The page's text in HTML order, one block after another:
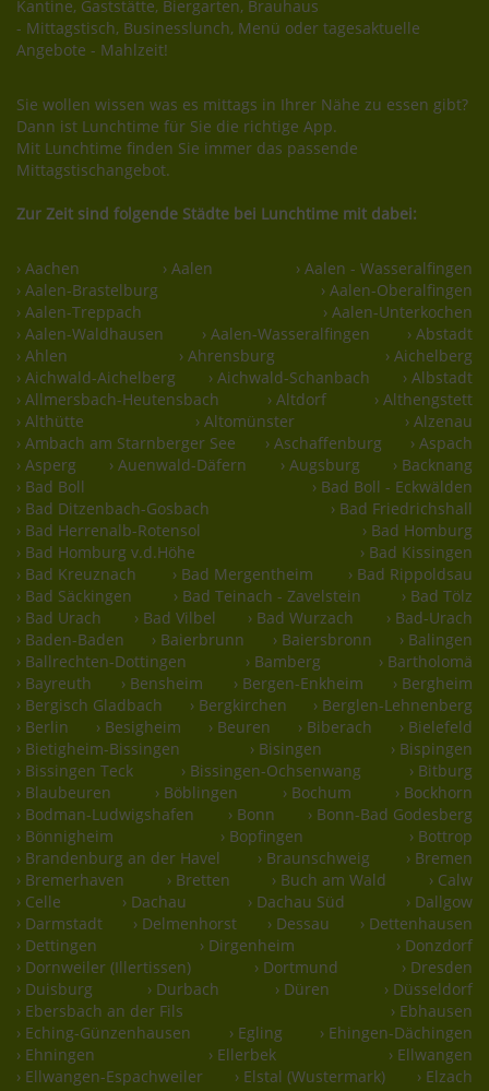
Kantine, Gaststätte, Biergarten, Brauhaus
- Mittagstisch, Businesslunch, Menü oder tagesaktuelle
Angebote - Mahlzeit!
Sie wollen wissen was es mittags in Ihrer Nähe zu essen gibt?
Dann ist Lunchtime für Sie die richtige App.
Mit Lunchtime finden Sie immer das passende
Mittagstischangebot.
Zur Zeit sind folgende Städte bei Lunchtime mit dabei:
› Aachen › Aalen
› Aalen - Wasseralfingen
› Aalen-Brastelburg
› Aalen-Oberalfingen
› Aalen-Treppach
› Aalen-Unterkochen
› Aalen-Waldhausen
› Aalen-Wasseralfingen
› Abstadt
› Ahlen
› Ahrensburg
› Aichelberg
› Aichwald-Aichelberg
› Aichwald-Schanbach
› Albstadt
› Allmersbach-Heutensbach
› Altdorf
› Althengstett
› Althütte
› Altomünster
› Alzenau
› Ambach am Starnberger See
› Aschaffenburg
› Aspach
› Asperg
› Auenwald-Däfern › Augsburg
› Backnang
› Bad Boll
› Bad Boll - Eckwälden
› Bad Ditzenbach-Gosbach
› Bad Friedrichshall
› Bad Herrenalb-Rotensol
› Bad Homburg
› Bad Homburg v.d.Höhe
› Bad Kissingen
› Bad Kreuznach
› Bad Mergentheim
› Bad Rippoldsau
› Bad Säckingen
› Bad Teinach - Zavelstein
› Bad Tölz
› Bad Urach
› Bad Vilbel › Bad Wurzach
› Bad-Urach
› Baden-Baden
› Baierbrunn › Baiersbronn
› Balingen
› Ballrechten-Dottingen
› Bamberg
› Bartholomä
› Bayreuth
› Bensheim › Bergen-Enkheim
› Bergheim
› Bergisch Gladbach
› Bergkirchen
› Berglen-Lehnenberg
› Berlin
› Besigheim › Beuren › Biberach
› Bielefeld
› Bietigheim-Bissingen
› Bisingen
› Bispingen
› Bissingen Teck
› Bissingen-Ochsenwang
› Bitburg
› Blaubeuren
› Böblingen › Bochum
› Bockhorn
› Bodman-Ludwigshafen
› Bonn
› Bonn-Bad Godesberg
› Bönnigheim
› Bopfingen
› Bottrop
› Brandenburg an der Havel
› Braunschweig
› Bremen
› Bremerhaven
› Bretten › Buch am Wald
› Calw
› Celle
› Dachau › Dachau Süd
› Dallgow
› Darmstadt
› Delmenhorst › Dessau
› Dettenhausen
› Dettingen
› Dirgenheim
› Donzdorf
› Dornweiler (Illertissen)
› Dortmund
› Dresden
› Duisburg
› Durbach › Düren
› Düsseldorf
› Ebersbach an der Fils
› Ebhausen
› Eching-Günzenhausen
› Egling
› Ehingen-Dächingen
› Ehningen
› Ellerbek
› Ellwangen
› Ellwangen-Espachweiler
› Elstal (Wustermark)
› Elzach